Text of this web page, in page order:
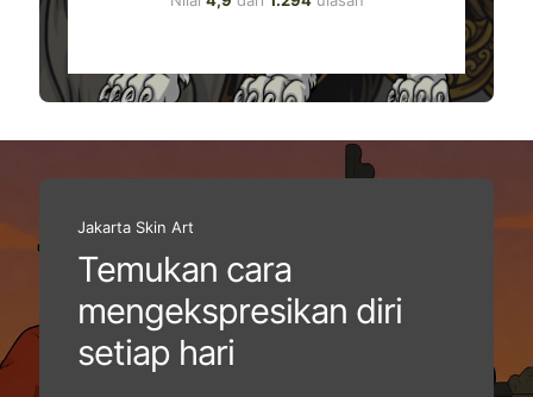
Jakarta Skin Art
Temukan cara
mengekspresikan diri
setiap hari